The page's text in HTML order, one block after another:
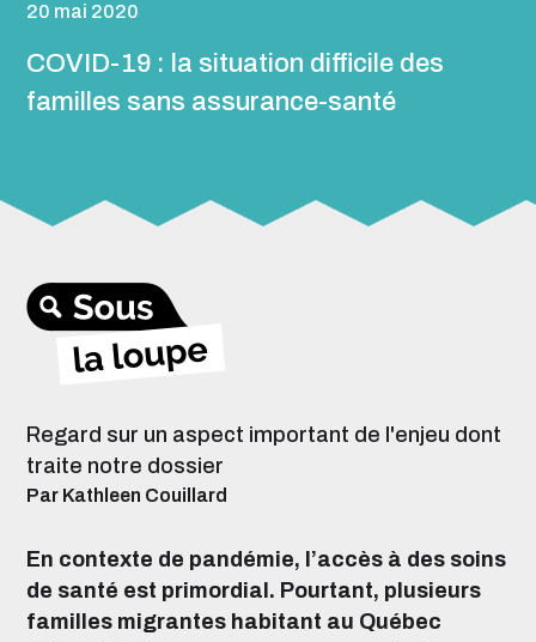
20 mai 2020
COVID-19 : la situation difficile des
familles sans assurance-santé
Regard sur un aspect important de l'enjeu dont
traite notre dossier
Par Kathleen Couillard
En contexte de pandémie, l’accès à des soins
de santé est primordial. Pourtant, plusieurs
familles migrantes habitant au Québec